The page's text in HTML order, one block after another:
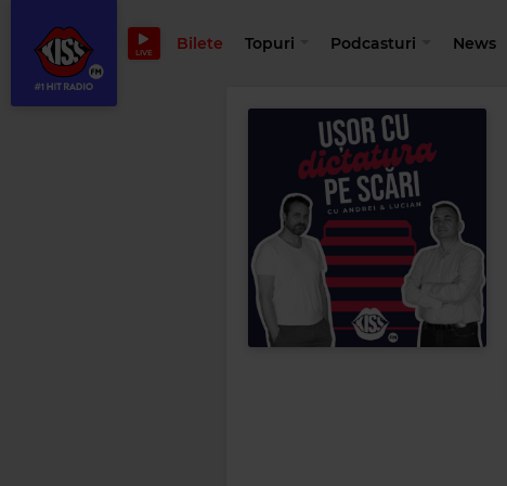
LIVE Bilete Topuri Podcasturi News